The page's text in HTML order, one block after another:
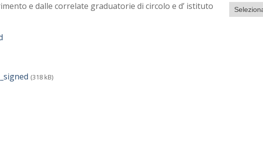
e dalle correlate graduatorie di circolo e d’ istituto
(318 kB)
Archivio
mensile